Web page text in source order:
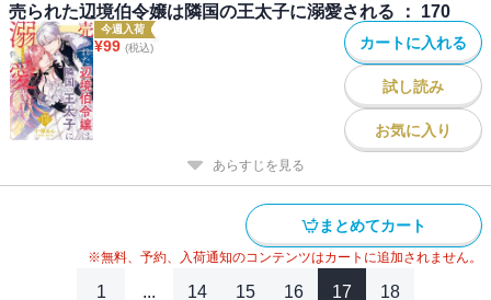
売られた辺境伯令嬢は隣国の王太子に溺愛される ： 170
今週入荷
¥99 (税込) カートに入れる
試し読み
お気に入り
あらすじを見る
まとめてカート
※無料、予約、入荷通知のコンテンツはカートに追加されません。
1 ... 14 15 16 17 18